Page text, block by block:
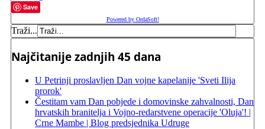
Save
Powered by OrdaSoft!
Traži...
Najčitanije zadnjih 45 dana
U Petrinji proslavljen Dan vojne kapelanije 'Sveti Ilija
prorok'
Čestitam vam Dan pobjede i domovinske zahvalnosti, Dan
hrvatskih branitelja i Vojno-redarstvene operacije 'Oluja'! |
Crne Mambe | Blog predsjednika Udruge